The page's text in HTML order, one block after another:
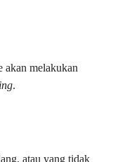
akan melakukan
.
atau yang tidak